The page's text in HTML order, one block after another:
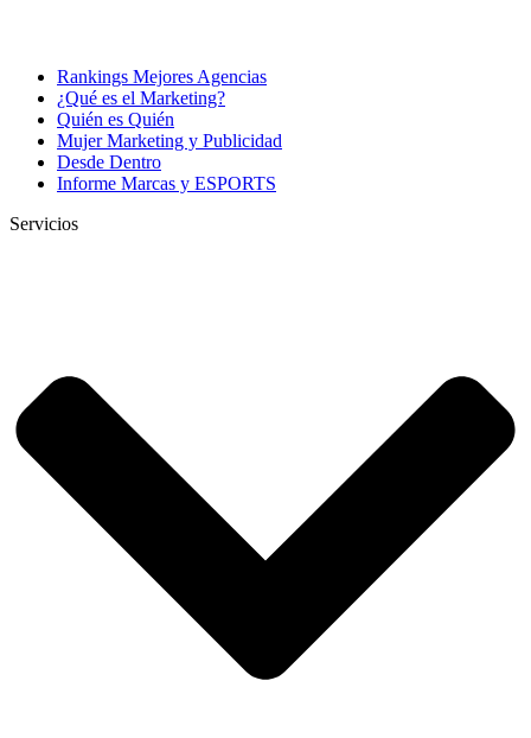
Rankings Mejores Agencias
¿Qué es el Marketing?
Quién es Quién
Mujer Marketing y Publicidad
Desde Dentro
Informe Marcas y ESPORTS
Servicios